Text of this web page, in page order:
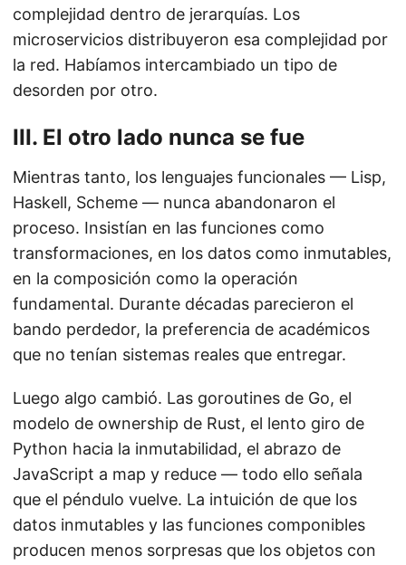
complejidad dentro de jerarquías. Los
microservicios distribuyeron esa complejidad por
la red. Habíamos intercambiado un tipo de
desorden por otro.
III. El otro lado nunca se fue
Mientras tanto, los lenguajes funcionales — Lisp,
Haskell, Scheme — nunca abandonaron el
proceso. Insistían en las funciones como
transformaciones, en los datos como inmutables,
en la composición como la operación
fundamental. Durante décadas parecieron el
bando perdedor, la preferencia de académicos
que no tenían sistemas reales que entregar.
Luego algo cambió. Las goroutines de Go, el
modelo de ownership de Rust, el lento giro de
Python hacia la inmutabilidad, el abrazo de
JavaScript a map y reduce — todo ello señala
que el péndulo vuelve. La intuición de que los
datos inmutables y las funciones componibles
producen menos sorpresas que los objetos con